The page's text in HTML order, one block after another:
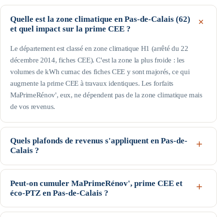
Quelle est la zone climatique en Pas-de-Calais (62)
et quel impact sur la prime CEE ?
Le département est classé en zone climatique H1 (arrêté du 22
décembre 2014, fiches CEE). C'est la zone la plus froide : les
volumes de kWh cumac des fiches CEE y sont majorés, ce qui
augmente la prime CEE à travaux identiques. Les forfaits
MaPrimeRénov', eux, ne dépendent pas de la zone climatique mais
de vos revenus.
Quels plafonds de revenus s'appliquent en Pas-de-
Calais ?
Le département est hors Île-de-France : pour une personne seule, le
profil Bleu (très modestes) va jusqu'à 17 363 € de revenu fiscal de
référence, le Jaune jusqu'à 22 259 € et le Violet jusqu'à 31 185 € ;
au-delà, profil Rose. Les plafonds augmentent avec la taille du foyer
Peut-on cumuler MaPrimeRénov', prime CEE et
éco-PTZ en Pas-de-Calais ?
Oui, ces trois dispositifs nationaux sont cumulables sur un même